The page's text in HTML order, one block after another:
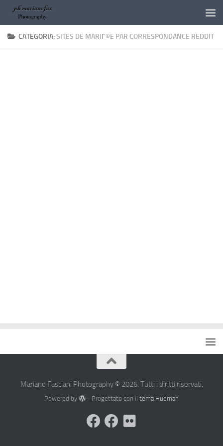
Salta al contenuto
CATEGORIA:SITES DE MARIГ©E PAR CORRESPONDANCE REDDIT
Mariano Fasciani Photography © 2026. Tutti i diritti riservati.
Powered by - Progettato con il tema Hueman